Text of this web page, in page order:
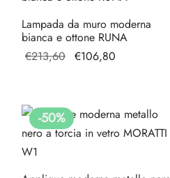
Lampada da muro moderna
bianca e ottone RUNA
€213,60 Il prezzo
€213,60.
€106,80
-50%